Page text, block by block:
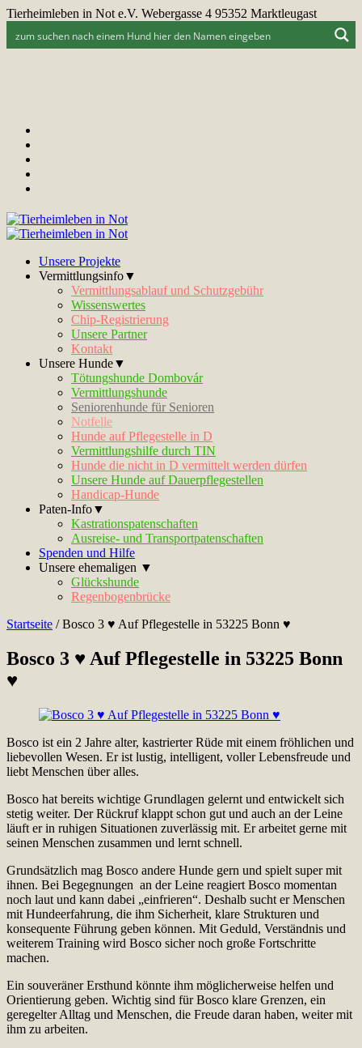
Tierheimleben in Not e.V. Webergasse 4 95352 Marktleugast
Unsere Projekte
Vermittlungsinfo▼
Vermittlungsablauf und Schutzgebühr
Wissenswertes
Chip-Registrierung
Unsere Partner
Kontakt
Unsere Hunde▼
Tötungshunde Dombovár
Vermittlungshunde
Seniorenhunde für Senioren
Notfelle
Hunde auf Pflegestelle in D
Vermittlungshilfe durch TIN
Hunde die nicht in D vermittelt werden dürfen
Unsere Hunde auf Dauerpflegestellen
Handicap-Hunde
Paten-Info▼
Kastrationspatenschaften
Ausreise- und Transportpatenschaften
Spenden und Hilfe
Unsere ehemaligen ▼
Glückshunde
Regenbogenbrücke
Startseite /Bosco 3 ♥ Auf Pflegestelle in 53225 Bonn ♥
Bosco 3 ♥ Auf Pflegestelle in 53225 Bonn
♥
Bosco ist ein 2 Jahre alter, kastrierter Rüde mit einem fröhlichen und
liebevollen Wesen. Er ist lustig, intelligent, voller Lebensfreude und
liebt Menschen über alles.
Bosco hat bereits wichtige Grundlagen gelernt und entwickelt sich
stetig weiter. Der Rückruf klappt schon gut und auch an der Leine
läuft er in ruhigen Situationen zuverlässig mit. Er arbeitet gerne mit
seinen Menschen zusammen und lernt schnell.
Grundsätzlich mag Bosco andere Hunde gern und spielt super mit
ihnen. Bei Begegnungen an der Leine reagiert Bosco momentan
noch laut und kann dabei „einfrieren“. Deshalb sucht er Menschen
mit Hundeerfahrung, die ihm Sicherheit, klare Strukturen und
konsequente Führung geben können. Mit Geduld, Verständnis und
weiterem Training wird Bosco sicher noch große Fortschritte
machen.
Ein souveräner Ersthund könnte ihm möglicherweise helfen und
Orientierung geben. Wichtig sind für Bosco klare Grenzen, ein
geregelter Alltag und Menschen, die Freude daran haben, weiter mit
ihm zu arbeiten.